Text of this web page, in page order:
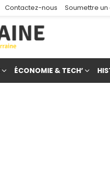
Contactez-nous Soumettre
ÉCONOMIE & TECH’